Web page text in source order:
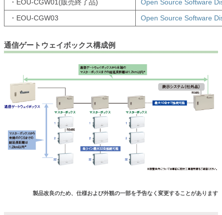
・EOU-CGW01(販売終了品)
Open Source Software
・EOU-CGW03
Open Source Software
通信ゲートウェイボックス構成例
製品改良のため、仕様および外観の一部を予告なく変更することがあります